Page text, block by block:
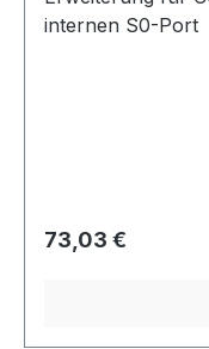
internen S0-Port
Regulärer Preis:
73,03 €